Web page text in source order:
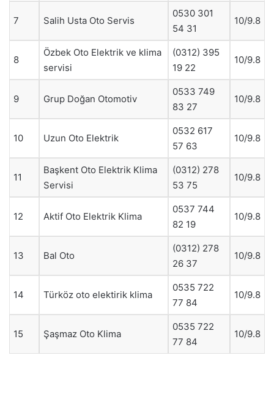
7 Salih Usta Oto Servis
0530 301
54 31
10/9.8
8
Özbek Oto Elektrik ve klima
servisi
(0312) 395
19 22
10/9.8
9 Grup Doğan Otomotiv
0533 749
83 27
10/9.8
10 Uzun Oto Elektrik
0532 617
57 63
10/9.8
11
Başkent Oto Elektrik Klima
Servisi
(0312) 278
53 75
10/9.8
12 Aktif Oto Elektrik Klima
0537 744
82 19
10/9.8
13 Bal Oto
(0312) 278
26 37
10/9.8
14 Türköz oto elektirik klima
0535 722
77 84
10/9.8
15 Şaşmaz Oto Klima
0535 722
77 84
10/9.8